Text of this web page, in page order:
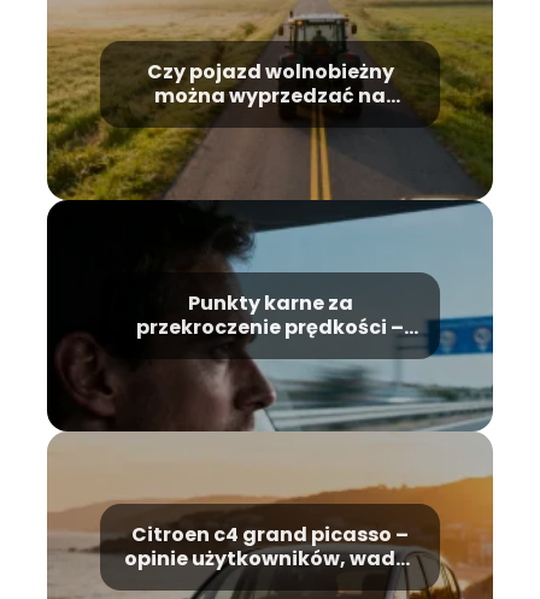
Czy pojazd wolnobieżny
można wyprzedzać na
podwójnej ciągłej?
Punkty karne za
przekroczenie prędkości –
aktualny taryfikator
Citroen c4 grand picasso –
opinie użytkowników, wady i
zalety